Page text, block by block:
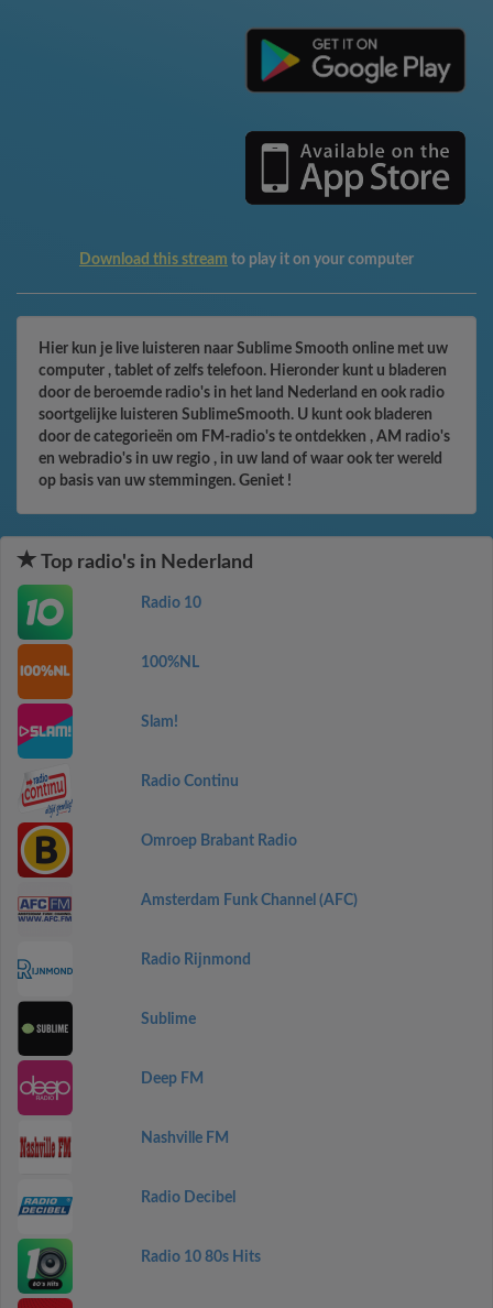
Download this stream to play it on your computer
Hier kun je live luisteren naar Sublime Smooth online met uw
computer , tablet of zelfs telefoon. Hieronder kunt u bladeren
door de beroemde radio's in het land Nederland en ook radio
soortgelijke luisteren SublimeSmooth. U kunt ook bladeren
door de categorieën om FM-radio's te ontdekken , AM radio's
en webradio's in uw regio , in uw land of waar ook ter wereld
op basis van uw stemmingen. Geniet !
Top radio's in Nederland
Radio 10
100%NL
Slam!
Radio Continu
Omroep Brabant Radio
Amsterdam Funk Channel (AFC)
Radio Rijnmond
Sublime
Deep FM
Nashville FM
Radio Decibel
Radio 10 80s Hits